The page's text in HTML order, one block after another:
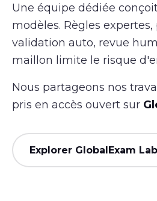
Une équipe dédiée
modèles. Règles
validation auto, revue
maillon limite le risque
Nous partageons nos
pris en accès ouvert sur
Explorer GlobalExam